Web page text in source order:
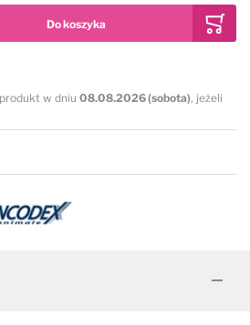
w dniu08.08.2026 (sobota), jeżeli